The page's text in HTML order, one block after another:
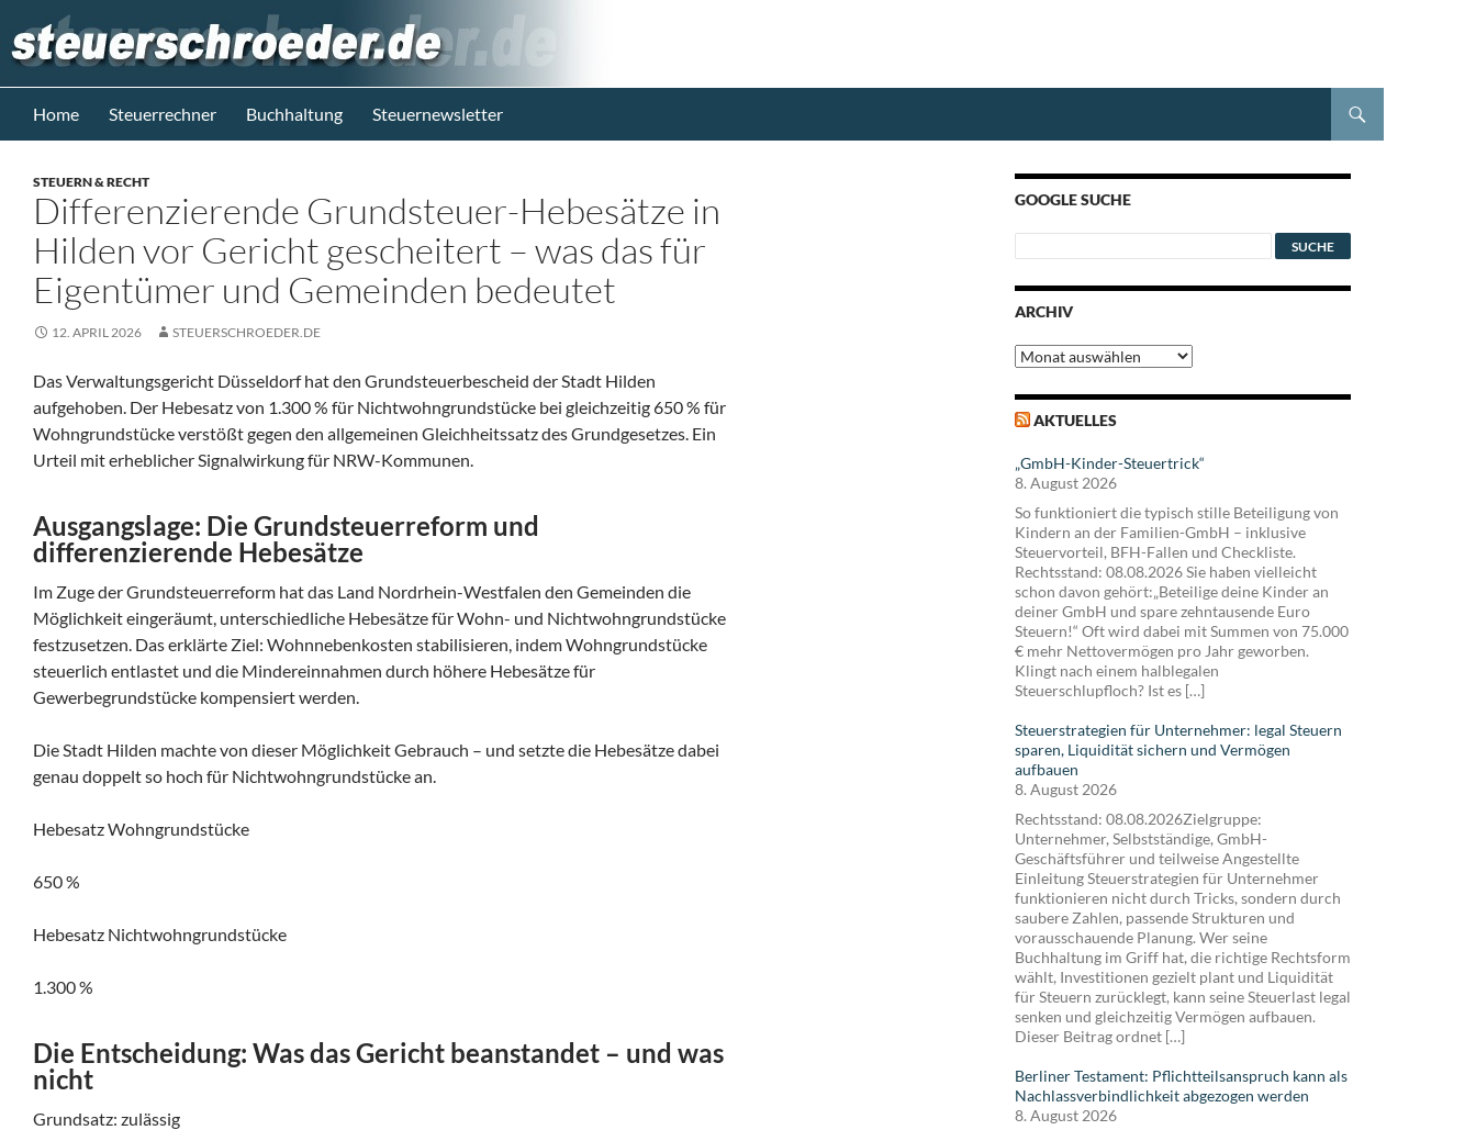
Inhalt
springen
Steuerblog www.steuerschroeder.de
Home Steuerrechner Buchhaltung Steuernewsletter
STEUERN & RECHT
Differenzierende Grundsteuer-Hebesätze in
Hilden vor Gericht gescheitert – was das für
Eigentümer und Gemeinden bedeutet
12. APRIL 2026 STEUERSCHROEDER.DE
Das Verwaltungsgericht Düsseldorf hat den Grundsteuerbescheid der Stadt Hilden
aufgehoben. Der Hebesatz von 1.300 % für Nichtwohngrundstücke bei gleichzeitig 650 % für
Wohngrundstücke verstößt gegen den allgemeinen Gleichheitssatz des Grundgesetzes. Ein
Urteil mit erheblicher Signalwirkung für NRW-Kommunen.
Ausgangslage: Die Grundsteuerreform und
differenzierende Hebesätze
Im Zuge der Grundsteuerreform hat das Land Nordrhein-Westfalen den Gemeinden die
Möglichkeit eingeräumt, unterschiedliche Hebesätze für Wohn- und Nichtwohngrundstücke
festzusetzen. Das erklärte Ziel: Wohnnebenkosten stabilisieren, indem Wohngrundstücke
steuerlich entlastet und die Mindereinnahmen durch höhere Hebesätze für
Gewerbegrundstücke kompensiert werden.
Die Stadt Hilden machte von dieser Möglichkeit Gebrauch – und setzte die Hebesätze dabei
genau doppelt so hoch für Nichtwohngrundstücke an.
Hebesatz Wohngrundstücke
650 %
Hebesatz Nichtwohngrundstücke
1.300 %
Die Entscheidung: Was das Gericht beanstandet – und was
nicht
Grundsatz: zulässig
GOOGLE SUCHE
ARCHIV
Archiv
AKTUELLES
„GmbH-Kinder-Steuertrick“
8. August 2026
So funktioniert die typisch stille Beteiligung von
Kindern an der Familien-GmbH – inklusive
Steuervorteil, BFH-Fallen und Checkliste.
Rechtsstand: 08.08.2026 Sie haben vielleicht
schon davon gehört:„Beteilige deine Kinder an
deiner GmbH und spare zehntausende Euro
Steuern!“ Oft wird dabei mit Summen von 75.000
€ mehr Nettovermögen pro Jahr geworben.
Klingt nach einem halblegalen
Steuerschlupfloch? Ist es […]
Steuerstrategien für Unternehmer: legal Steuern
sparen, Liquidität sichern und Vermögen
aufbauen
8. August 2026
Rechtsstand: 08.08.2026Zielgruppe:
Unternehmer, Selbstständige, GmbH-
Geschäftsführer und teilweise Angestellte
Einleitung Steuerstrategien für Unternehmer
funktionieren nicht durch Tricks, sondern durch
saubere Zahlen, passende Strukturen und
vorausschauende Planung. Wer seine
Buchhaltung im Griff hat, die richtige Rechtsform
wählt, Investitionen gezielt plant und Liquidität
für Steuern zurücklegt, kann seine Steuerlast legal
senken und gleichzeitig Vermögen aufbauen.
Dieser Beitrag ordnet […]
Berliner Testament: Pflichtteilsanspruch kann als
Nachlassverbindlichkeit abgezogen werden
8. August 2026
Steuerberater
M. Schröder
Berlin